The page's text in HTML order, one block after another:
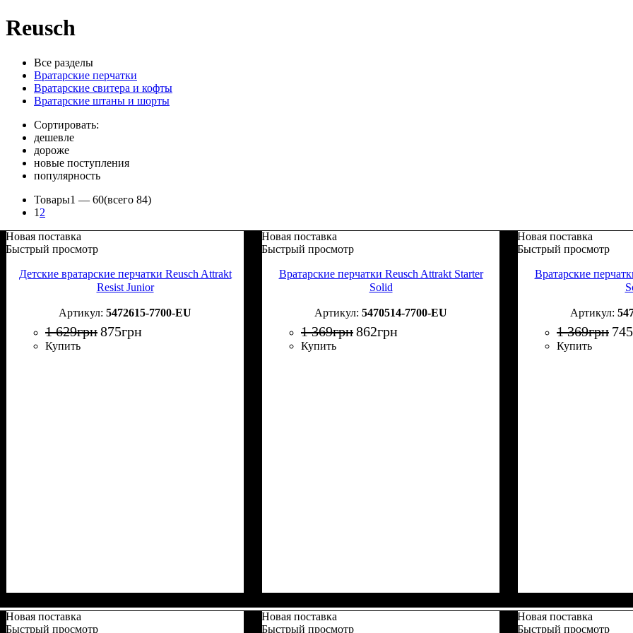
Reusch
Все разделы
Вратарские перчатки
Вратарские свитера и кофты
Вратарские штаны и шорты
Сортировать:
дешевле
дороже
новые поступления
популярность
Товары1 — 60(всего 84)
1 2
Новая поставка
Быстрый просмотр
Детские вратарские перчатки Reusch Attrakt
Resist Junior
5472615-7700-EU
1 629грн875грн
Купить
Новая поставка
Быстрый просмотр
Вратарские перчатки Reusch Attrakt Starter
Solid
5470514-7700-EU
1 369грн862грн
Купить
Новая поставка
Быстрый просмотр
Вратарские
1 369грн 745
Купить
Новая поставка
Быстрый просмотр
Новая поставка
Быстрый просмотр
Новая поставка
Быстрый просмотр